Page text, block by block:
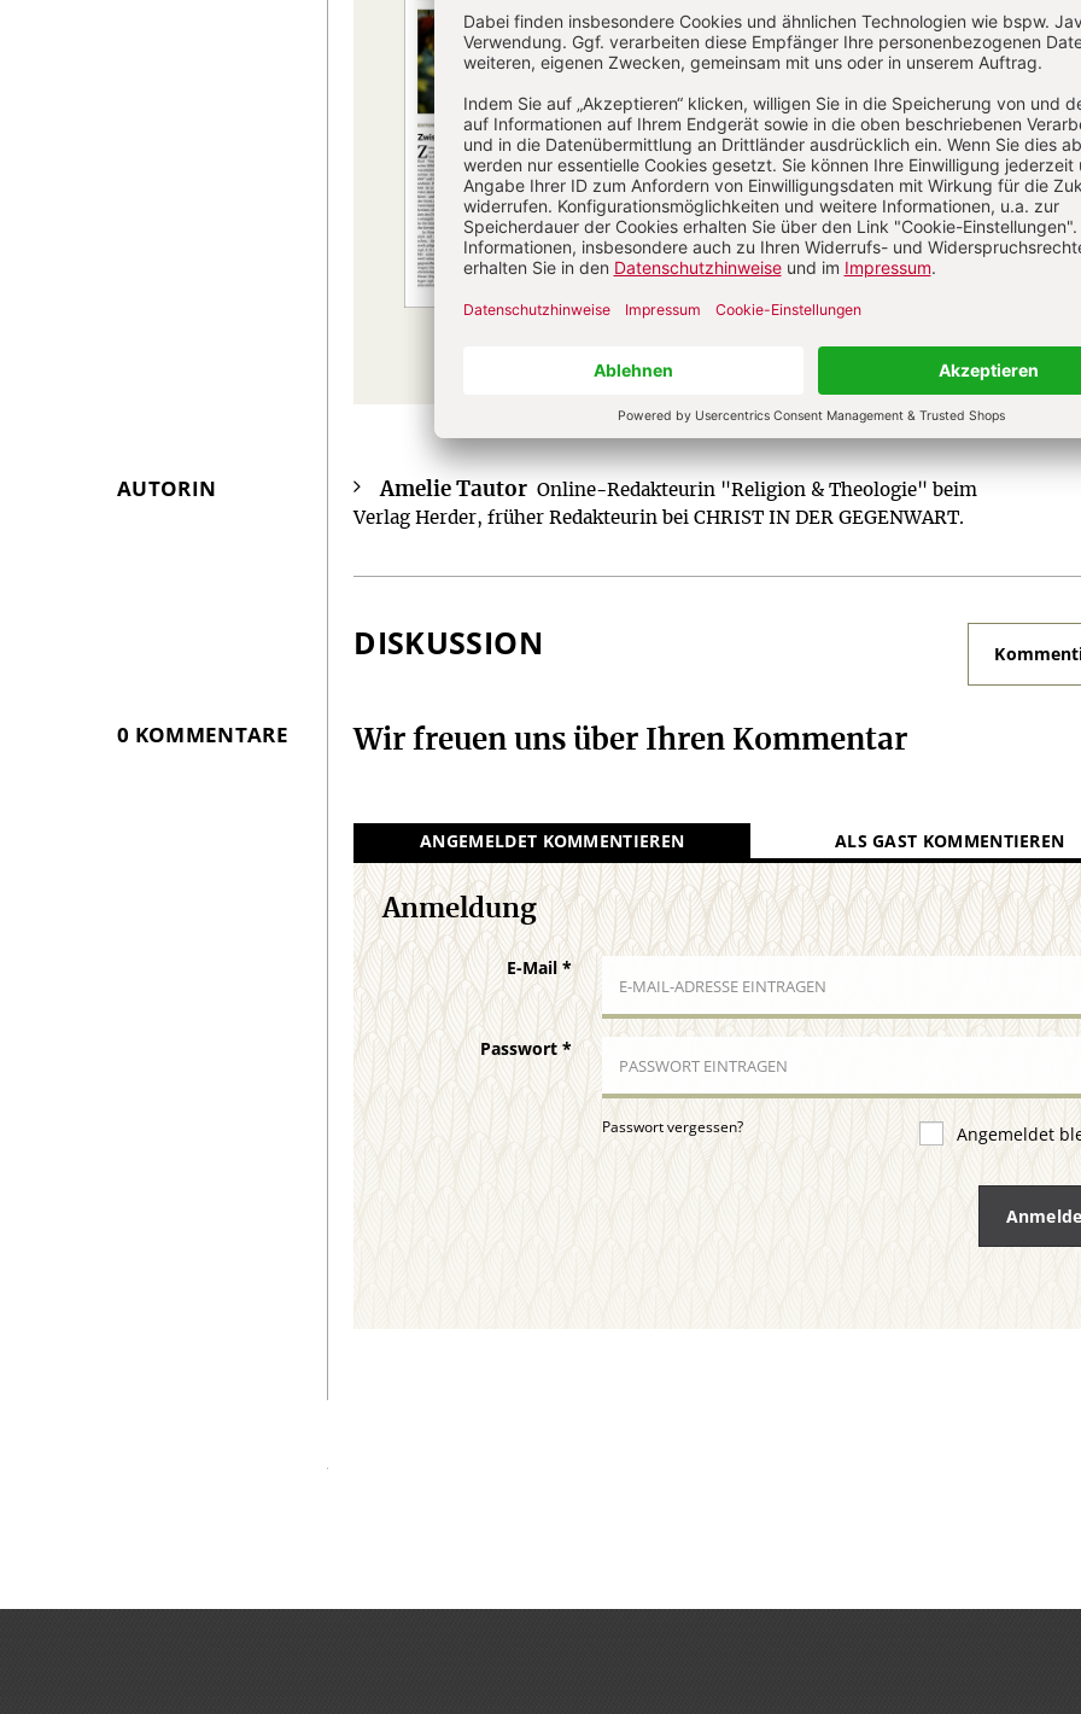
Nachrichten und Berichte über aktuelle
Ereignisse aus christlicher Perspektive,
religiöser Entwicklungen sowie
für ein modernes christliches Leben.
Zum Kennenlernen: 4 Wochen gratis
Jetzt gratis testen
Überschrift
AUTORIN Amelie Tautor Online-Redakteurin "Religion & Theologie" beim
Verlag Herder, früher Redakteurin bei CHRIST IN DER GEGENWART.
DISKUSSION
0 KOMMENTARE Wir freuen uns über Ihren Kommentar
ANGEMELDET KOMMENTIEREN ALS GAST KOMMENTIEREN
Anmeldung
E-Mail *
Passwort*
Passwort vergessen? Angemeldet